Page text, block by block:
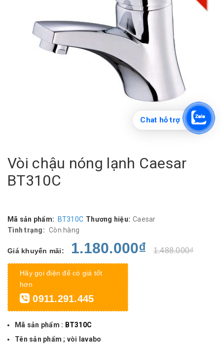
Vòi chậu nóng lạnh Caesar
BT310C
Mã sản phẩm: BT310C Thương hiệu: Caesar
Tình trạng: Còn hàng
Giá khuyến mãi: 1.180.000₫ 1.488.000₫
Hãy gọi điện để có giá tốt
hơn
0911.291.445
Mã sản phẩm : BT310C
Tên sản phẩm ; vòi lavabo
Chat hỗ trợ